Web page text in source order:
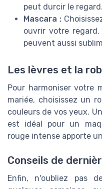
peut durcir le regard.
Mascara :
ouvrir votre
peuvent aussi
Les lèvres et la
Pour harmoniser votre
mariée, choisissez un
couleurs de vos yeux.
est idéal pour un
rouge intense apporte
Conseils de
Enfin, n'oubliez pas